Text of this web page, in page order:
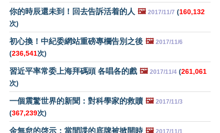
你的時辰還未到！回去告訴活着的人 🖼️ 2017/11/7 (160,132
次)
初心換！中紀委網站重磅專欄告別之後 🖼️ 2017/11/6
(236,541次)
習近平率常委上海拜碼頭 各唱各的戲 🖼️ 2017/11/4 (261,061
次)
一個震驚世界的新聞：對科學家的救贖 🖼️ 2017/11/3
(367,239次)
金無怠的啓示：當間諜的底牌被掀開時 🖼️ 2017/11/1